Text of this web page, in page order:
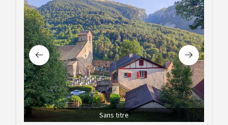
Sans titre